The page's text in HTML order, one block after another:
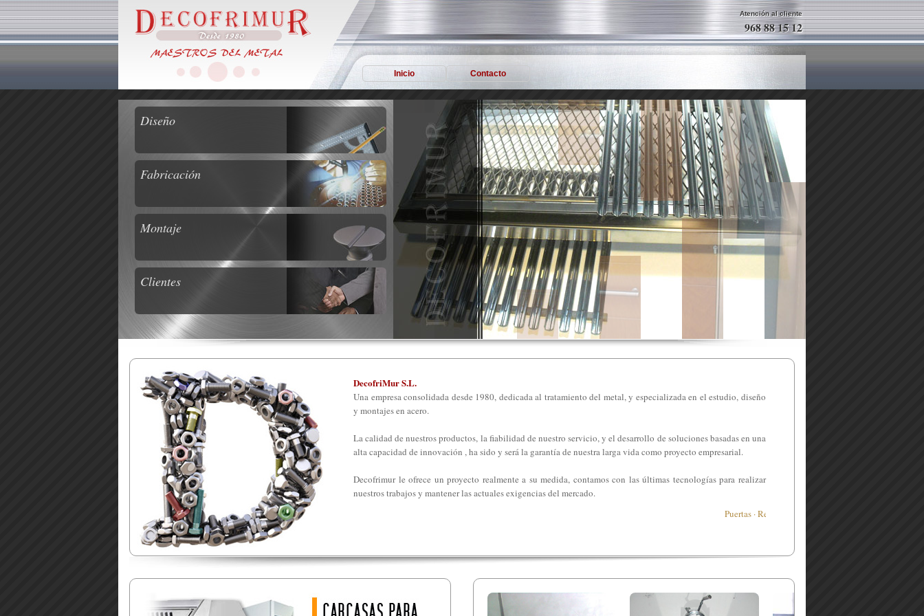
Atención al cliente
968 88 15 12
Inicio Contacto
Diseño
Fabricación
Montaje
Clientes
DecofriMur S.L.
Una empresa consolidada desde 1980, dedicada al tratamiento del metal, y especializada en el estudio, diseño
y montajes en acero.
La calidad de nuestros productos, la fiabilidad de nuestro servicio, y el desarrollo de soluciones basadas en una
alta capacidad de innovación , ha sido y será la garantía de nuestra larga vida como proyecto empresarial.
Decofrimur le ofrece un proyecto realmente a su medida, contamos con las últimas tecnologías para realizar
nuestros trabajos y mantener las actuales exigencias del mercado.
Puertas · Rejas · Cerramientos · Herrajes · Anclajes